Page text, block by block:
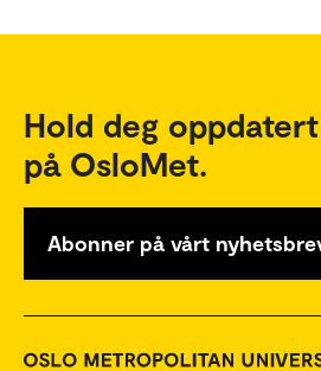
Hold deg
på OsloMet.
Abonner på vårt